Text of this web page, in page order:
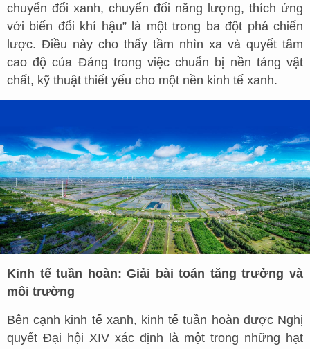
chuyển đổi xanh, chuyển đổi năng lượng, thích ứng
với biến đổi khí hậu” là một trong ba đột phá chiến
lược. Điều này cho thấy tầm nhìn xa và quyết tâm
cao độ của Đảng trong việc chuẩn bị nền tảng vật
chất, kỹ thuật thiết yếu cho một nền kinh tế xanh.
Kinh tế tuần hoàn: Giải bài toán tăng trưởng và
môi trường
Bên cạnh kinh tế xanh, kinh tế tuần hoàn được Nghị
quyết Đại hội XIV xác định là một trong những hạt